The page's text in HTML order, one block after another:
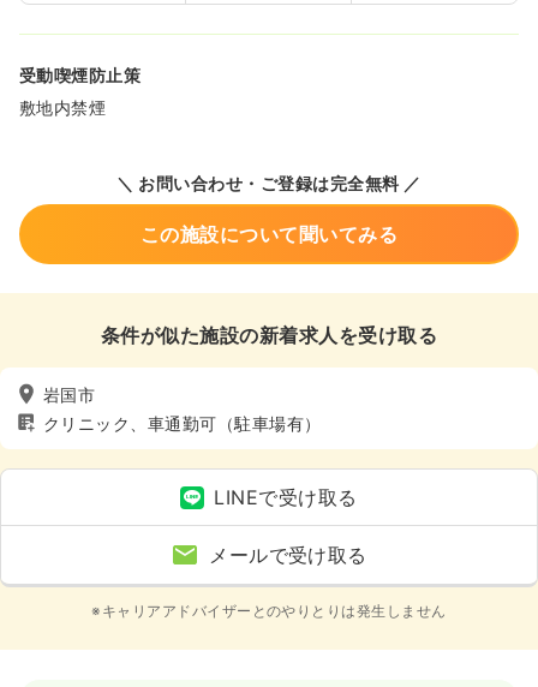
受動喫煙防止策
敷地内禁煙
＼ お問い合わせ・ご登録は完全無料 ／
この施設について聞いてみる
条件が似た施設の新着求人を受け取る
岩国市
クリニック、車通勤可（駐車場有）
LINEで受け取る
メールで受け取る
※キャリアアドバイザーとのやりとりは発生しません